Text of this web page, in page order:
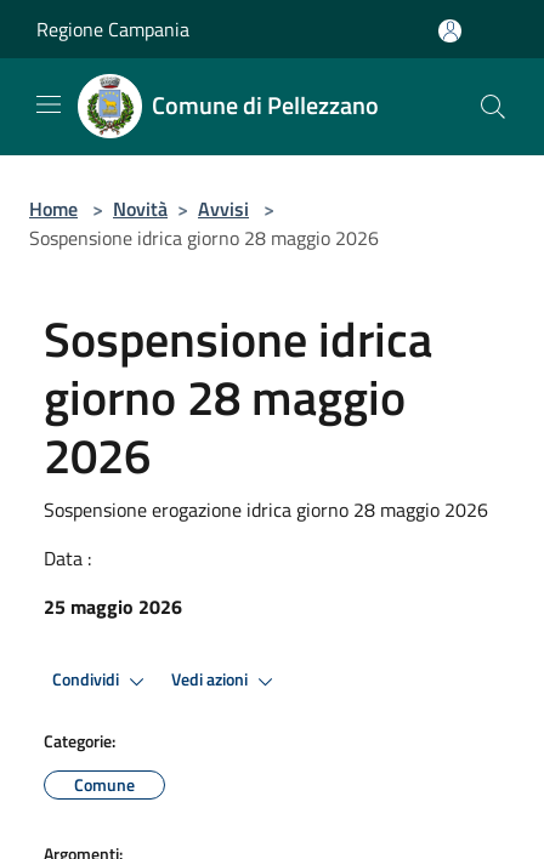
Regione Campania
Comune di Pellezzano
Home > Novità > Avvisi >
Sospensione idrica giorno 28 maggio 2026
Sospensione idrica
giorno 28 maggio
2026
Sospensione erogazione idrica giorno 28 maggio 2026
Data :
25 maggio 2026
Condividi Vedi azioni
Categorie:
Comune
Argomenti: